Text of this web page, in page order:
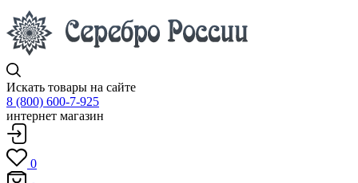
Искать товары на сайте
8 (800) 600-7-925
интернет магазин
0